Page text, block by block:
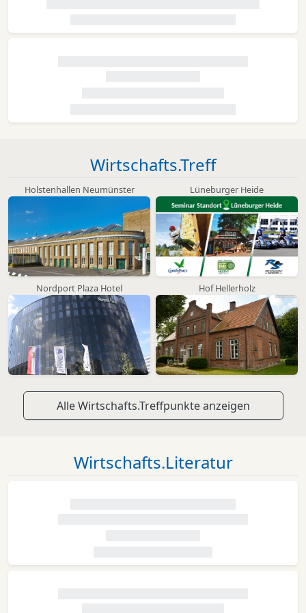
Wirtschafts.Treff
Holstenhallen Neumünster Lüneburger Heide
Nordport Plaza Hotel Hof Hellerholz
Alle Wirtschafts.Treffpunkte anzeigen
Wirtschafts.Literatur